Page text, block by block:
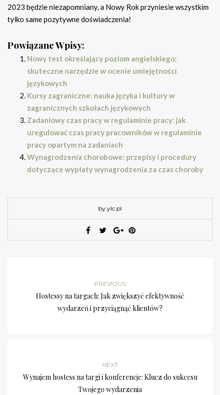
2023 będzie niezapomniany, a Nowy Rok przyniesie wszystkim
tylko same pozytywne doświadczenia!
Powiązane Wpisy:
Nowy test określający poziom angielskiego:
skuteczne narzędzie w ocenie umiejętności
językowych
Kursy zagraniczne: nauka języka i kultury w
zagranicznych szkołach językowych
Zadaniowy czas pracy w regulaminie pracy: jak
uregulować czas pracy pracowników w regulaminie
pracy opartym na zadaniach
Wynagrodzenia chorobowe: przepisy i procedury
dotyczące wypłaty wynagrodzenia za czas choroby
by ylc.pl
PREVIOUS
Hostessy na targach: Jak zwiększyć efektywność
wydarzeń i przyciągnąć klientów?
NEXT
Wynajem hostess na targi i konferencje: Klucz do sukcesu
Twojego wydarzenia